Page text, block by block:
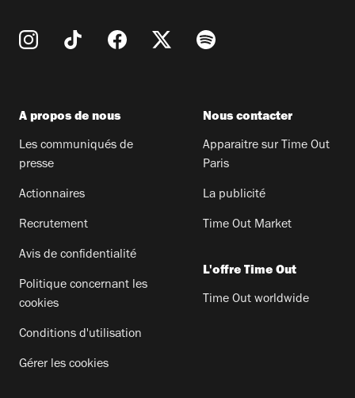
A propos de nous
Les communiqués de
presse
Actionnaires
Recrutement
Avis de confidentialité
Politique concernant les
cookies
Conditions d'utilisation
Gérer les cookies
Nous contacter
Apparaitre sur Time Out
Paris
La publicité
Time Out Market
L'offre Time Out
Time Out worldwide